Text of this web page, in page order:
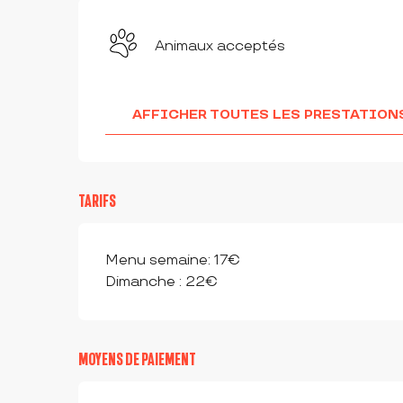
Animaux acceptés
AFFICHER TOUTES LES
TARIFS
Menu semaine: 17€
Dimanche : 22€
MOYENS DE PAIEMENT